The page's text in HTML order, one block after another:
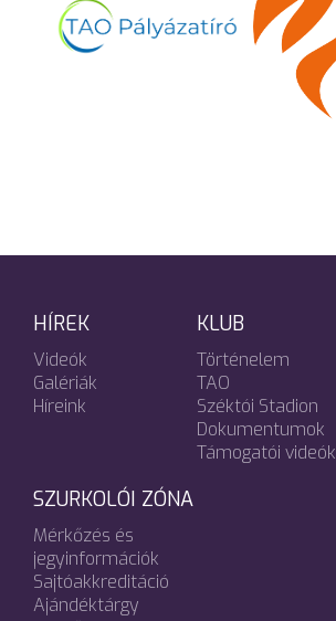
HÍREK
Videók
Galériák
Híreink
KLUB
Történelem
TAO
Széktói Stadion
Dokumentumok
Támogatói videók
SZURKOLÓI ZÓNA
Mérkőzés és
jegyinformációk
Sajtóakkreditáció
Ajándéktárgy